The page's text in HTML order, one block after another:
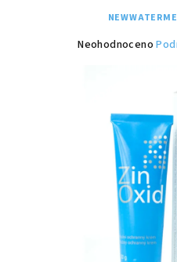
Průměrné
hvězdiček.
Neohodnoceno